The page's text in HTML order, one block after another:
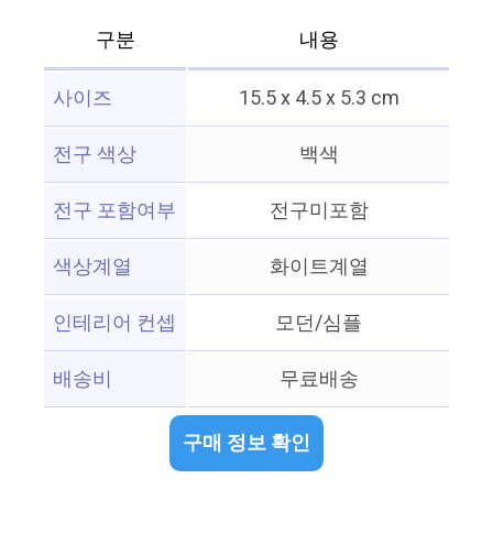
구분
내용
사이즈
15.5 x 4.5 x 5.3 cm
전구 색상
백색
전구 포함여부
전구미포함
색상계열
화이트계열
인테리어 컨셉
모던/심플
배송비
무료배송
구매 정보 확인